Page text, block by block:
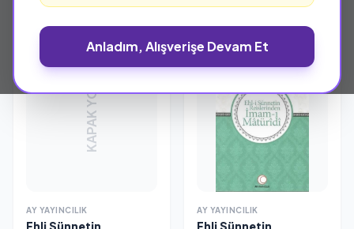
Anladım, Alışverişe Devam Et
KAPAK YOK
AY YAYINCILIK
Ehli Sünnetin
AY YAYINCILIK
Ehli Sünnetin